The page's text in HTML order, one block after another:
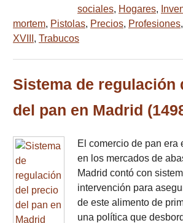
sociales, Hogares,
mortem, Pistolas, Precios, Profesiones,
XVIII , Trabucos
Sistema de regulación
del pan en Madrid
El comercio de pan era
en los mercados de
Madrid contó con
intervención para
de este alimento de
una política que